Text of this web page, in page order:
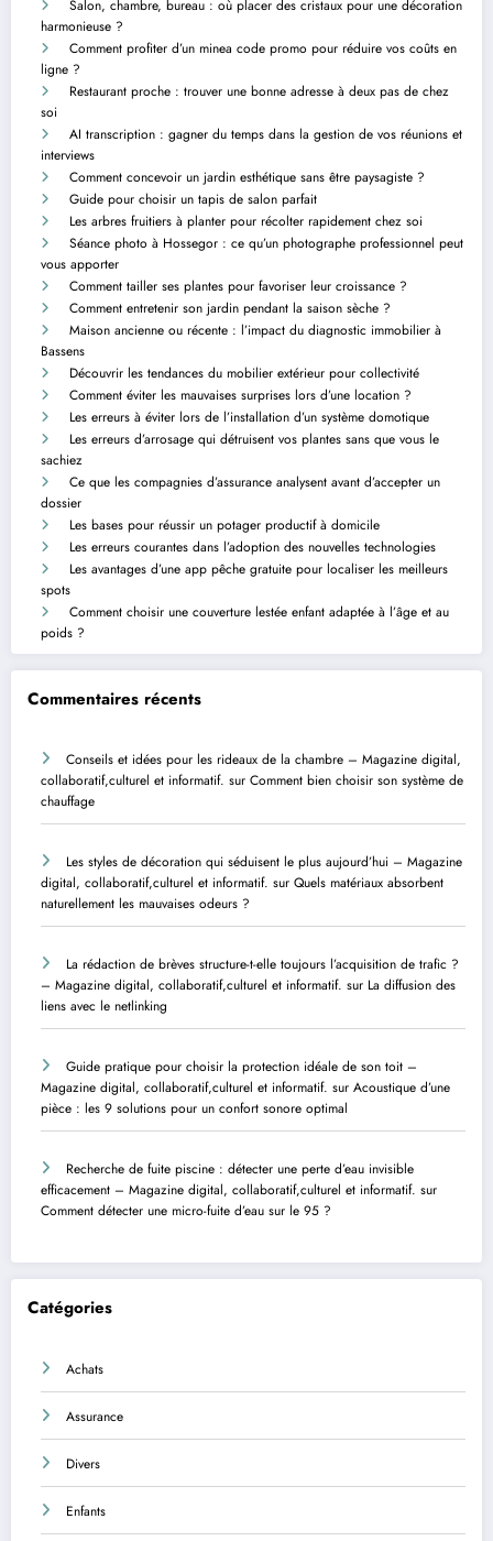
Salon, chambre, bureau : où placer des cristaux pour une décoration
harmonieuse ?
Comment profiter d’un minea code promo pour réduire vos coûts en
ligne ?
Restaurant proche : trouver une bonne adresse à deux pas de chez
soi
AI transcription : gagner du temps dans la gestion de vos réunions et
interviews
Comment concevoir un jardin esthétique sans être paysagiste ?
Guide pour choisir un tapis de salon parfait
Les arbres fruitiers à planter pour récolter rapidement chez soi
Séance photo à Hossegor : ce qu’un photographe professionnel peut
vous apporter
Comment tailler ses plantes pour favoriser leur croissance ?
Comment entretenir son jardin pendant la saison sèche ?
Maison ancienne ou récente : l’impact du diagnostic immobilier à
Bassens
Découvrir les tendances du mobilier extérieur pour collectivité
Comment éviter les mauvaises surprises lors d’une location ?
Les erreurs à éviter lors de l’installation d’un système domotique
Les erreurs d’arrosage qui détruisent vos plantes sans que vous le
sachiez
Ce que les compagnies d’assurance analysent avant d’accepter un
dossier
Les bases pour réussir un potager productif à domicile
Les erreurs courantes dans l’adoption des nouvelles technologies
Les avantages d’une app pêche gratuite pour localiser les meilleurs
spots
Comment choisir une couverture lestée enfant adaptée à l’âge et au
poids ?
Commentaires récents
Conseils et idées pour les rideaux de la chambre – Magazine digital,
collaboratif,culturel et informatif. sur Comment bien choisir son système de
chauffage
Les styles de décoration qui séduisent le plus aujourd’hui – Magazine
digital, collaboratif,culturel et informatif. sur Quels matériaux absorbent
naturellement les mauvaises odeurs ?
La rédaction de brèves structure-t-elle toujours l’acquisition de trafic ?
– Magazine digital, collaboratif,culturel et informatif. sur La diffusion des
liens avec le netlinking
Guide pratique pour choisir la protection idéale de son toit –
Magazine digital, collaboratif,culturel et informatif. sur Acoustique d’une
pièce : les 9 solutions pour un confort sonore optimal
Recherche de fuite piscine : détecter une perte d’eau invisible
efficacement – Magazine digital, collaboratif,culturel et informatif. sur
Comment détecter une micro-fuite d’eau sur le 95 ?
Catégories
Achats
Assurance
Divers
Enfants